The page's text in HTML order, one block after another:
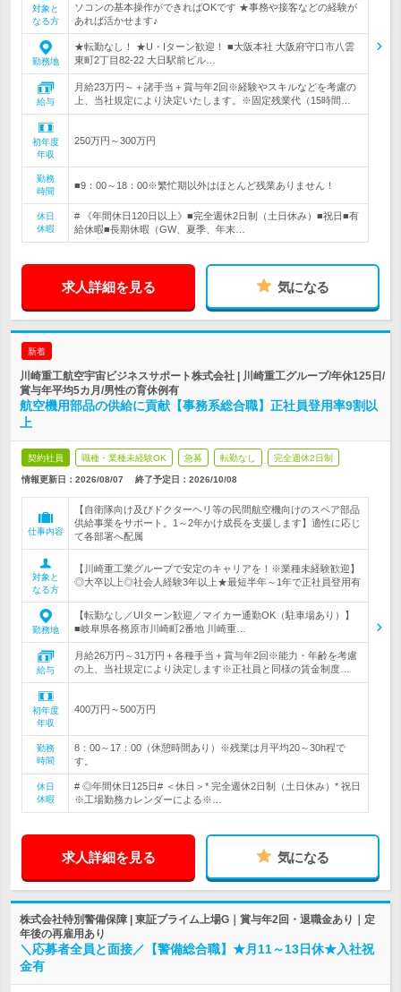
対象と
なる方
ソコンの基本操作ができればOKです ★事務や接客などの経験が
あれば活かせます♪
勤務地
★転勤なし！ ★U・Iターン歓迎！ ■大阪本社 大阪府守口市八雲
東町2丁目82-22 大日駅前ビル…
給与
月給23万円～＋諸手当＋賞与年2回※経験やスキルなどを考慮の
上、当社規定により決定いたします。※固定残業代（15時間…
初年度
年収
250万円～300万円
勤務
時間
■9：00～18：00※繁忙期以外はほとんど残業ありません！
休日
休暇
# 《年間休日120日以上》■完全週休2日制（土日休み）■祝日■有
給休暇■長期休暇（GW、夏季、年末…
求人詳細を見る 気になる
新着
川崎重工航空宇宙ビジネスサポート株式会社 | 川崎重工グループ/年休125日/
賞与年平均5カ月/男性の育休例有
航空機用部品の供給に貢献【事務系総合職】正社員登用率9割以
上
契約社員 職種・業種未経験OK 急募 転勤なし 完全週休2日制
情報更新日：2026/08/07 終了予定日： 2026/10/08
仕事内容
【自衛隊向け及びドクターヘリ等の民間航空機向けのスペア部品
供給事業をサポート。1～2年かけ成長を支援します】適性に応じ
て各部署へ配属
対象と
なる方
【川崎重工業グループで安定のキャリアを！※業種未経験歓迎】
◎大卒以上◎社会人経験3年以上★最短半年～1年で正社員登用有
勤務地
【転勤なし／UIターン歓迎／マイカー通勤OK（駐車場あり）】
■岐阜県各務原市川崎町2番地 川崎重…
給与
月給26万円～31万円＋各種手当＋賞与年2回※能力・年齢を考慮
の上、当社規定により決定します※正社員と同様の賃金制度…
初年度
年収
400万円～500万円
勤務
時間
8：00～17：00（休憩時間あり）※残業は月平均20～30h程で
す。
休日
休暇
# ◎年間休日125日# ＜休日＞* 完全週休2日制（土日休み）* 祝日
※工場勤務カレンダーによる※…
求人詳細を見る 気になる
株式会社特別警備保障 | 東証プライム上場G｜賞与年2回・退職金あり｜定
年後の再雇用あり
＼応募者全員と面接／【警備総合職】★月11～13日休★入社祝
金有